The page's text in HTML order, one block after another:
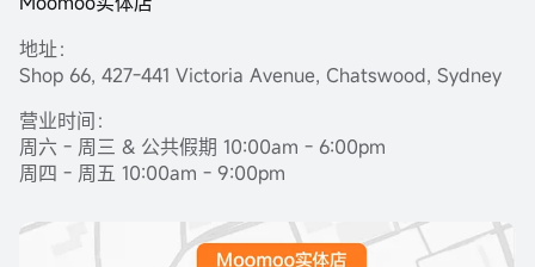
地址：
Shop 66, 427-441 Victoria Avenue, Chatswood, Sydney
营业时间：
周六 - 周三 & 公共假期 10:00am - 6:00pm
周四 - 周五 10:00am - 9:00pm